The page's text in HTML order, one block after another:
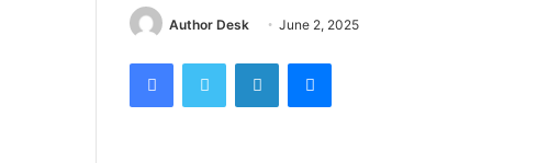
Author Desk June 2, 2025